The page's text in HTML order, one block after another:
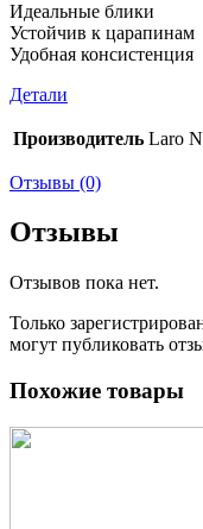
Идеальные блики
Устойчив к царапинам
Удобная консистенция
Детали
Производитель Laro
Отзывы (0)
Отзывы
Отзывов пока нет.
Только
могут публиковать
Похожие товары